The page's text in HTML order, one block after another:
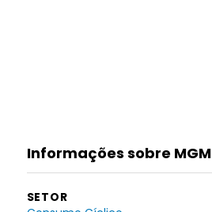
Informações sobre MGM
SETOR